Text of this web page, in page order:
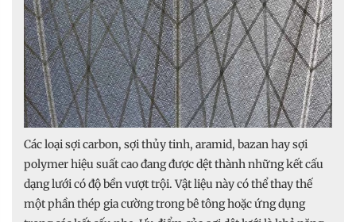
Các loại sợi carbon, sợi thủy tinh, aramid, bazan hay sợi
polymer hiệu suất cao đang được dệt thành những kết cấu
dạng lưới có độ bền vượt trội. Vật liệu này có thể thay thế
một phần thép gia cường trong bê tông hoặc ứng dụng